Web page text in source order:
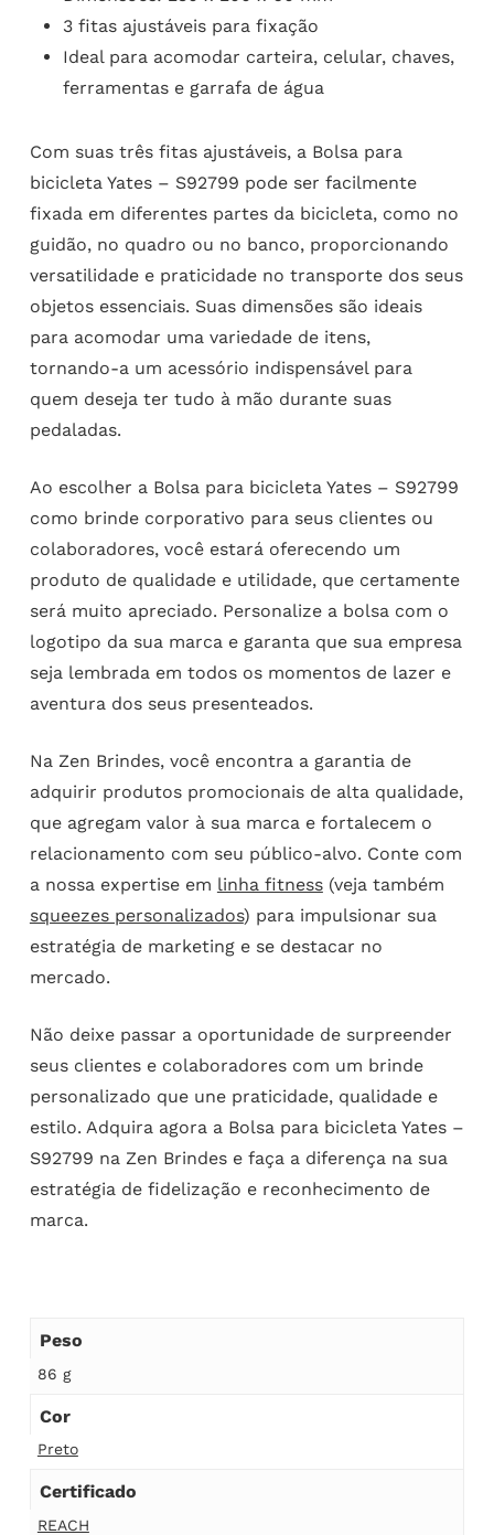
3 fitas ajustáveis para fixação
Ideal para acomodar carteira, celular, chaves,
ferramentas e garrafa de água
Com suas três fitas ajustáveis, a Bolsa para
bicicleta Yates – S92799 pode ser facilmente
fixada em diferentes partes da bicicleta, como no
guidão, no quadro ou no banco, proporcionando
versatilidade e praticidade no transporte dos seus
objetos essenciais. Suas dimensões são ideais
para acomodar uma variedade de itens,
tornando-a um acessório indispensável para
quem deseja ter tudo à mão durante suas
pedaladas.
Ao escolher a Bolsa para bicicleta Yates – S92799
como brinde corporativo para seus clientes ou
colaboradores, você estará oferecendo um
produto de qualidade e utilidade, que certamente
será muito apreciado. Personalize a bolsa com o
logotipo da sua marca e garanta que sua empresa
seja lembrada em todos os momentos de lazer e
aventura dos seus presenteados.
Na Zen Brindes, você encontra a garantia de
adquirir produtos promocionais de alta qualidade,
que agregam valor à sua marca e fortalecem o
relacionamento com seu público-alvo. Conte com
a nossa expertise em linha fitness(veja também
squeezes personalizados) para impulsionar sua
estratégia de marketing e se destacar no
mercado.
Não deixe passar a oportunidade de surpreender
seus clientes e colaboradores com um brinde
personalizado que une praticidade, qualidade e
estilo. Adquira agora a Bolsa para bicicleta Yates –
S92799 na Zen Brindes e faça a diferença na sua
estratégia de fidelização e reconhecimento de
marca.
Peso
86 g
Cor
Preto
Certificado
REACH